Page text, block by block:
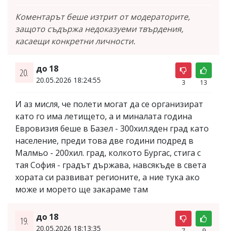
Коментарът беше изтрит от модераторите,
защото съдържа недоказуеми твърдения,
касаещи конкретни личности.
20. до 18
20.05.2026 18:24:55 3 13
И аз мисля, че полети могат да се организират
като го има летището, а и миналата година
Евровизия беше в Базел - 300хил.яден град като
население, преди това две години подред в
Малмьо - 200хил. град, колкото Бургас, стига с
тая София - градът държава, навсякъде в света
хората си развиват регионите, а ние тука ако
може и морето ще закараме там
19. до 18
20.05.2026 18:13:35